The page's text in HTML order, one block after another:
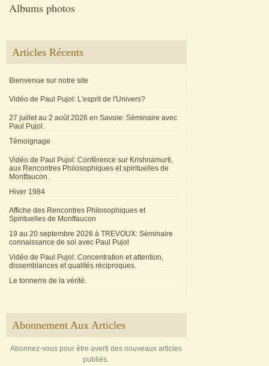
Albums photos
Articles Récents
Bienvenue sur notre site
Vidéo de Paul Pujol: L'esprit de l'Univers?
27 juillet au 2 août 2026 en Savoie: Séminaire avec
Paul Pujol.
Témoignage
Vidéo de Paul Pujol: Conférence sur Krishnamurti,
aux Rencontres Philosophiques et spirituelles de
Montfaucon.
Hiver 1984
Affiche des Rencontres Philosophiques et
Spirituelles de Montfaucon
19 au 20 septembre 2026 à TREVOUX: Séminaire
connaissance de soi avec Paul Pujol
Vidéo de Paul Pujol: Concentration et attention,
dissemblances et qualités réciproques.
Le tonnerre de la vérité.
Abonnement Aux Articles
Abonnez-vous pour être averti des nouveaux articles
publiés.